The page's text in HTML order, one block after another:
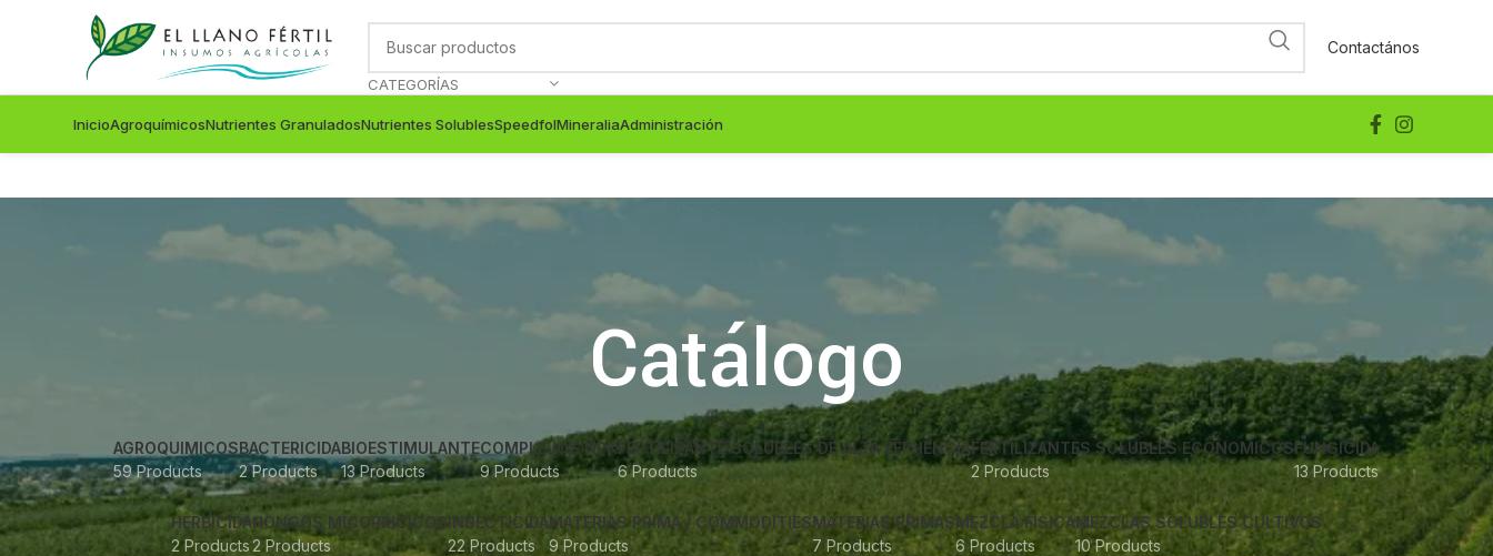
CATEGORÍAS
Contactános
InicioAgroquímicosNutrientes GranuladosNutrientes SolublesSpeedfolMineraliaAdministración
Catálogo
AGROQUIMICOS
59 Products
BACTERICIDA
2 Products
BIOESTIMULANTE
13 Products
COMPLEJOS NPK
9 Products
FERTILIZANTE SOLUBLES DE ALTA EFICIENCIA
6 Products
FERTILIZANTES SOLUBLES ECONOMICOS
2 Products
FUNGICIDA
13 Products
HERBICIDA
2 Products
HONGOS MICORRICICOS
2 Products
INSECTICIDA
22 Products
MATERIAS PRIMA / COMMODITIES
9 Products
MATERIAS PRIMAS
7 Products
MEZCLA FISICA
6 Products
MEZCLAS SOLUBLES CULTIVOS
10 Products